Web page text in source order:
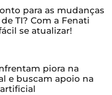
para as mudanças
TI? Com a Fenati
se atualizar!
piora na
e buscam apoio na